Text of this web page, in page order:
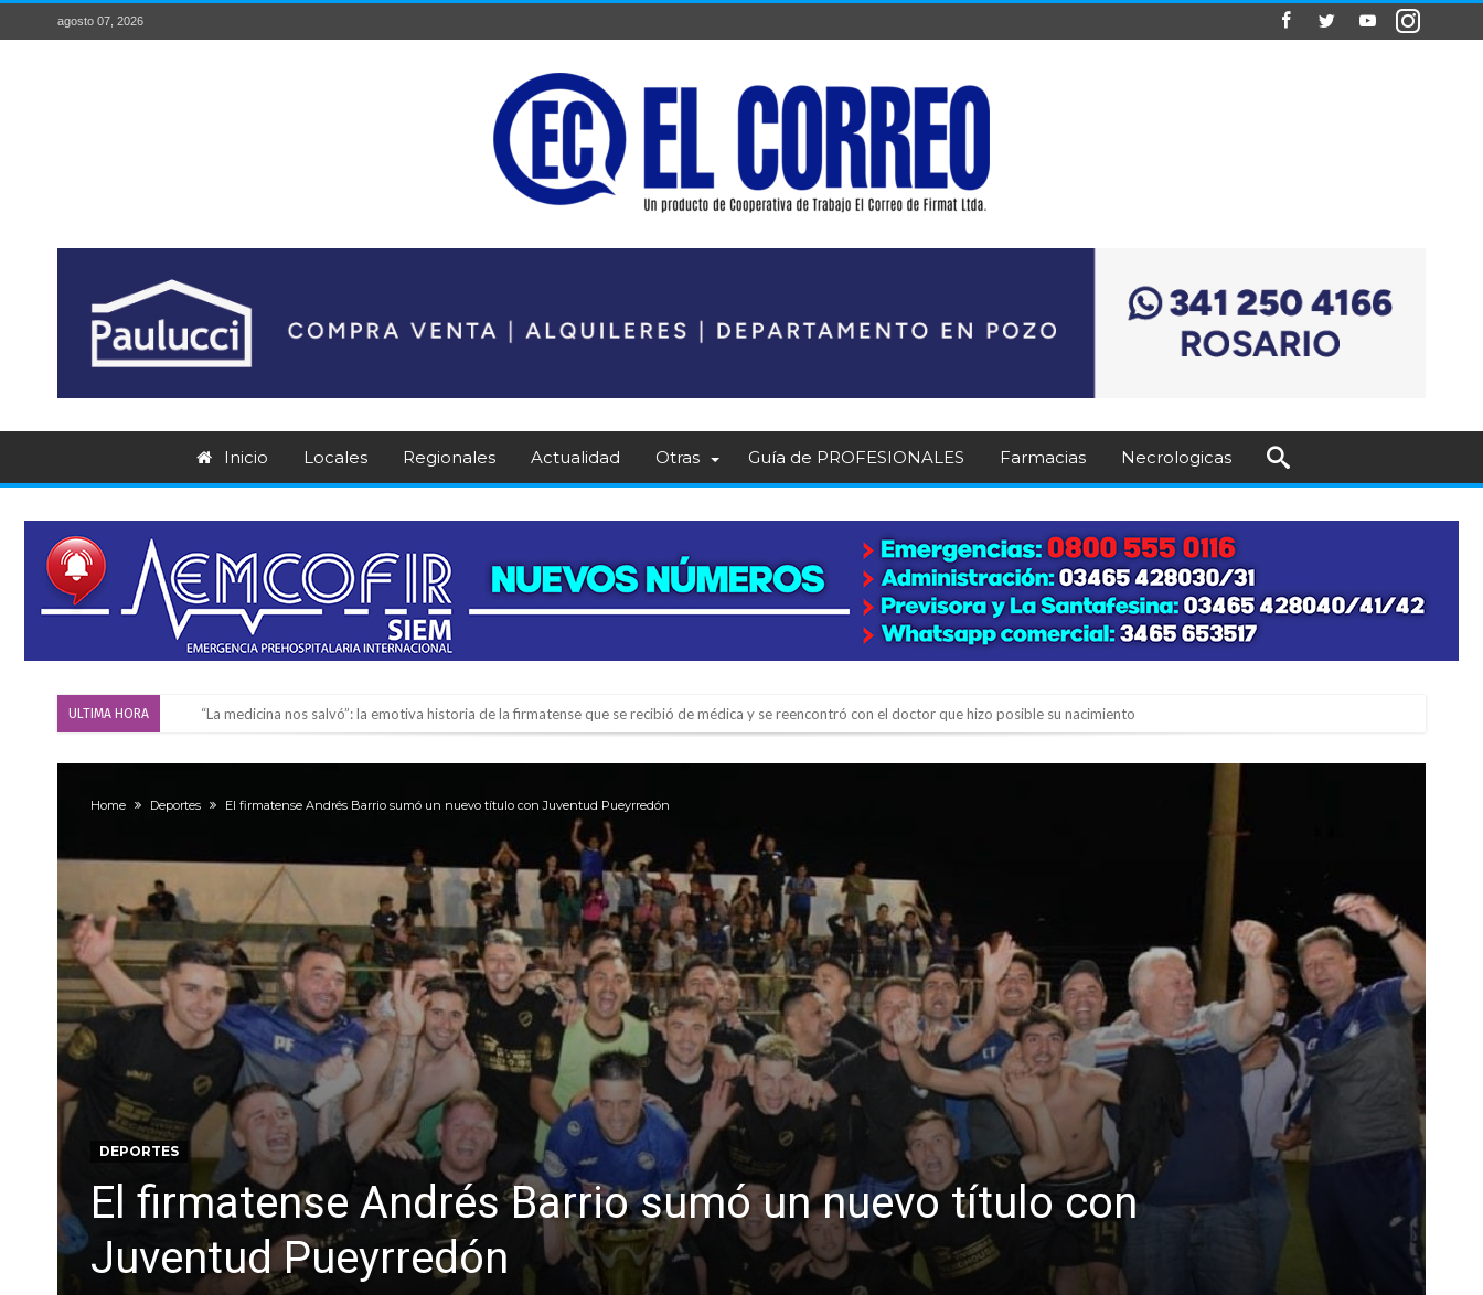
agosto 07, 2026
Inicio Locales Regionales Actualidad Otras Guía de PROFESIONALES Farmacias Necrologicas
ULTIMA HORA Firmat será sede del segundo Torneo Regional de Básquet 3×3 Inclusivo
Villada: el viento provocó el desprendimiento del techo del galpón del ferrocarril
Violento robo en la zona rural de Firmat: maniataron a una pareja de adultos mayores
Colecta solidaria de juguetes en Firmat para el EPI y el Hospital Vilela
Firmat: “Codo a codo” lanza una campaña de recolección de golosinas para agasajar a los niños en su día
Vuelve el básquet: este viernes arranca el Clausura con agenda confirmada y planteles renovados
Güemes y Mariano Vera
Home Deportes El firmatense Andrés Barrio sumó un nuevo título con Juventud Pueyrredón
DEPORTES
El firmatense Andrés Barrio sumó un nuevo título con
Juventud Pueyrredón